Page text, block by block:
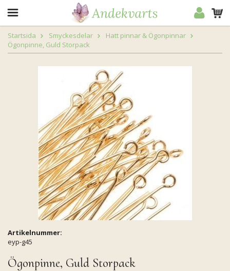
Startsida Smyckesdelar
Hatt pinnar & Ögonpinnar
Ögonpinne, Guld Storpack
Artikelnummer:
eyp-g45
Ögonpinne, Guld Storpack